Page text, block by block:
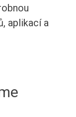
aplikací a